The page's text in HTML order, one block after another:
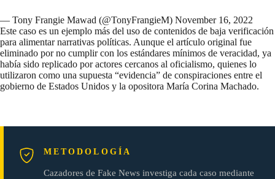
— Tony Frangie Mawad (@TonyFrangieM) November 16, 2022
Este caso es un ejemplo más del uso de contenidos de baja verificación
para alimentar narrativas políticas. Aunque el artículo original fue
eliminado por no cumplir con los estándares mínimos de veracidad, ya
había sido replicado por actores cercanos al oficialismo, quienes lo
utilizaron como una supuesta “evidencia” de conspiraciones entre el
gobierno de Estados Unidos y la opositora María Corina Machado.
METODOLOGÍA
Cazadores de Fake News investiga cada caso mediante